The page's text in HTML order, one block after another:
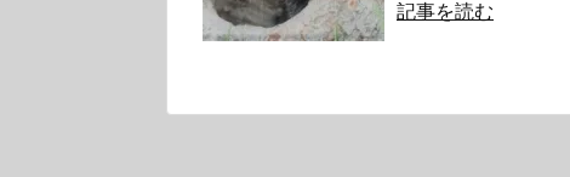
記事を読む